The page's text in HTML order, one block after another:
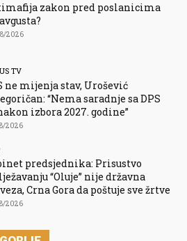
zakon pred poslanicima
2026
TV
ne mijenja stav, Urošević
“Nema saradnje sa DPS
izbora 2027. godine”
2026
predsjednika: Prisustvo
“Oluje” nije državna
Crna Gora da poštuje sve žrtve
2026